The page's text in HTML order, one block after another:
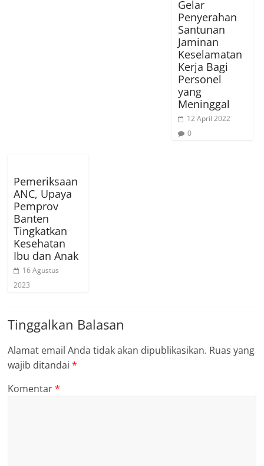
Gelar
Penyerahan
Santunan
Jaminan
Keselamatan
Kerja Bagi
Personel
yang
Meninggal
12 April 2022
0
Pemeriksaan
ANC, Upaya
Pemprov
Banten
Tingkatkan
Kesehatan
Ibu dan Anak
16 Agustus
2023
Tinggalkan Balasan
Alamat email Anda tidak akan dipublikasikan. Ruas yang
wajib ditandai*
Komentar*